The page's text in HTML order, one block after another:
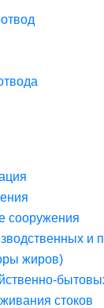
сооружения
и
жиров)
стоков